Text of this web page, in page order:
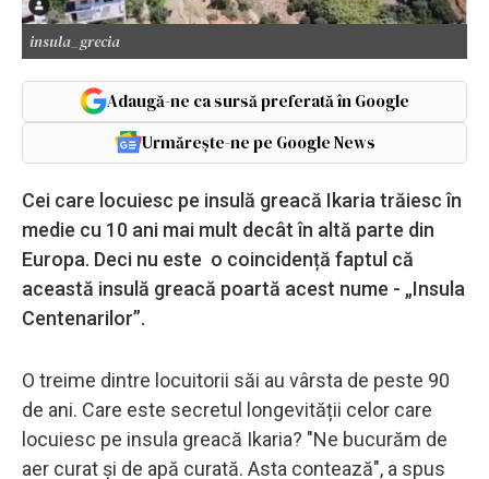
insula_grecia
Adaugă-ne ca sursă preferată în Google
Urmărește-ne pe Google News
Cei care locuiesc pe insulă greacă Ikaria trăiesc în
medie cu 10 ani mai mult decât în ​​altă parte din
Europa. Deci nu este o coincidență faptul că
această insulă greacă poartă acest nume - „Insula
Centenarilor”.
O treime dintre locuitorii săi au vârsta de peste 90
de ani. Care este secretul longevității celor care
locuiesc pe insula greacă Ikaria? "Ne bucurăm de
aer curat și de apă curată. Asta contează", a spus